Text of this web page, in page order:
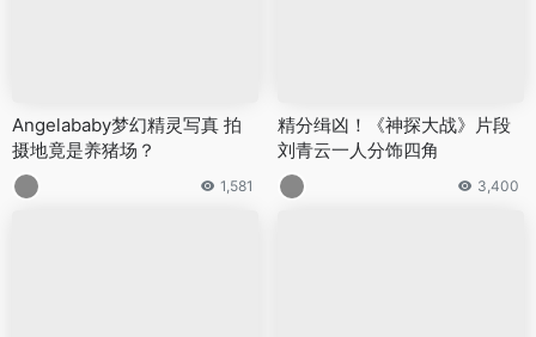
Angelababy梦幻精灵写真 拍
摄地竟是养猪场？
1,581
精分缉凶！《神探大战》片段
刘青云一人分饰四角
3,400